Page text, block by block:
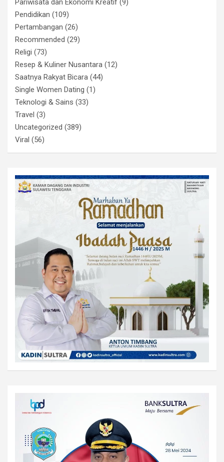
Pendidikan (109)
Pertambangan (26)
Recommended (29)
Religi (73)
Resep & Kuliner Nusantara (12)
Saatnya Rakyat Bicara (44)
Single Women Dating (1)
Teknologi & Sains (33)
Travel (3)
Uncategorized (389)
Viral (56)